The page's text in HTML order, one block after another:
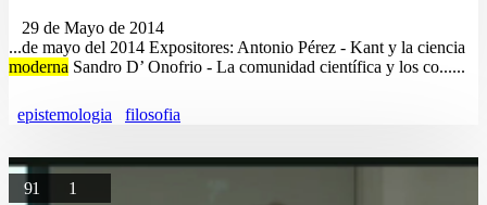
29 de Mayo de 2014
...de mayo del 2014 Expositores: Antonio Pérez - Kant y la ciencia
moderna Sandro D’ Onofrio - La comunidad científica y los co......
epistemologia filosofia
91 1